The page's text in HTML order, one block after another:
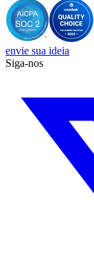
envie sua ideia
Siga-nos